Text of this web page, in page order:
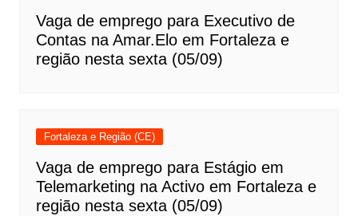
Vaga de emprego para Executivo de
Contas na Amar.Elo em Fortaleza e
região nesta sexta (05/09)
Fortaleza e Região (CE)
Vaga de emprego para Estágio em
Telemarketing na Activo em Fortaleza e
região nesta sexta (05/09)